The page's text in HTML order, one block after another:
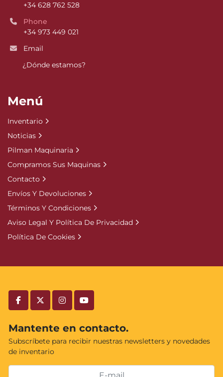
facebooktwitterinstagramyoutube
Mantente en contacto.
Subscríbete para recibir nuestras newsletters y novedades
de inventario
+34 628 762 528
Phone
+34 973 449 021
Email
¿Dónde estamos?
Menú
Inventario
Noticias
Pilman Maquinaria
Compramos Sus Maquinas
Contacto
Envíos Y Devoluciones
Términos Y Condiciones
Aviso Legal Y Política De Privacidad
Política De Cookies